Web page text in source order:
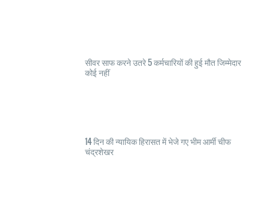
सीवर साफ करने उतरे 5 कर्मचारियों की हुई मौत जिम्मेदार
कोई नहीं
14 दिन की न्यायिक हिरासत में भेजे गए भीम आर्मी चीफ
चंद्रशेखर